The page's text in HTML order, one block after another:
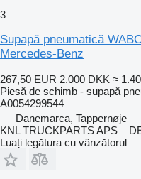
3
Supapă pneumatică
Mercedes-Benz
267,50 EUR 2.000 DKK ≈
Piesă de schimb - supapă
A0054299544
Danemarca, Tappernøje
KNL TRUCKPARTS APS –
Luați legătura cu vânzătorul